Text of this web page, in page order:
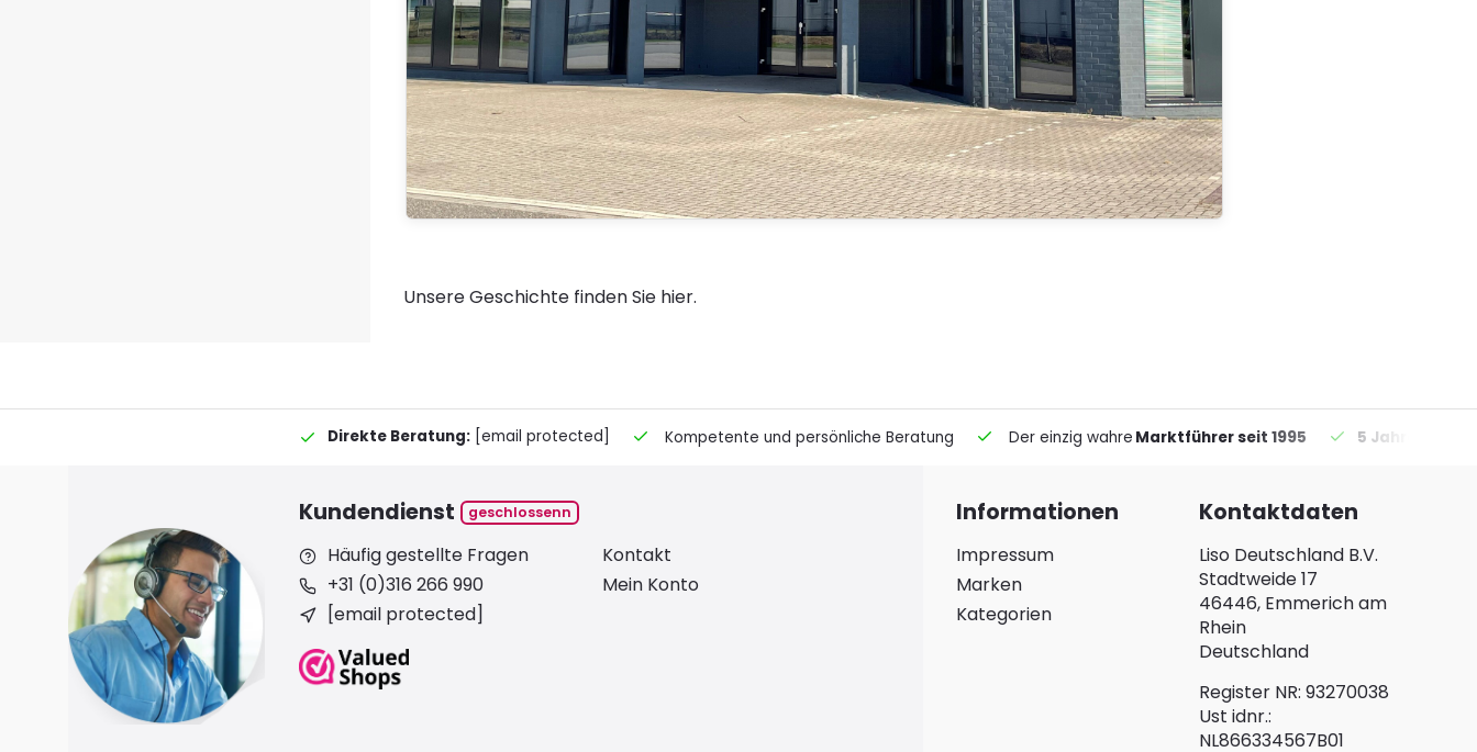
Unsere Geschichte finden Sie hier.
Direkte Beratung: [email protected] Kompetente und persönliche Beratung Der einzig wahre Marktführer seit 1995 5 Jahre
Kundendienst geschlossenn
Häufig gestellte Fragen
+31 (0)316 266 990
[email protected]
Kontakt
Mein Konto
Informationen
Impressum
Marken
Kategorien
Kontaktdaten
Liso Deutschland B.V.
Stadtweide 17
46446, Emmerich am
Rhein
Deutschland
Register NR: 93270038
Ust idnr.:
NL866334567B01